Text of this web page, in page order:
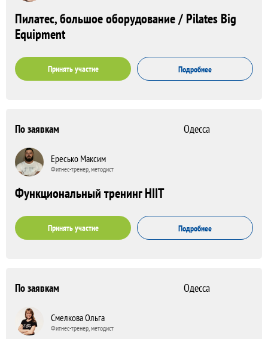
Пилатес, большое оборудование / Pilates Big
Equipment
Принять участие Подробнее
По заявкам Одесса
Ересько Максим
Фитнес-тренер, методист
Функциональный тренинг HIIT
Принять участие Подробнее
По заявкам Одесса
Смелкова Ольга
Фитнес-тренер, методист